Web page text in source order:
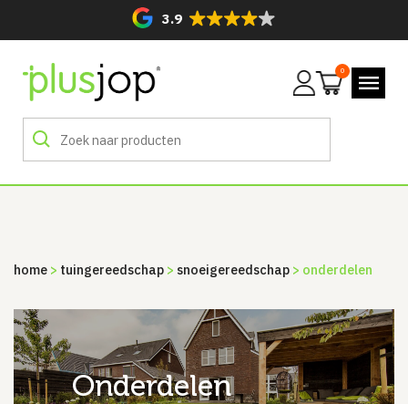
3.9
Mijn
0
home > tuingereedschap > snoeigereedschap > onderdelen
onderdelen